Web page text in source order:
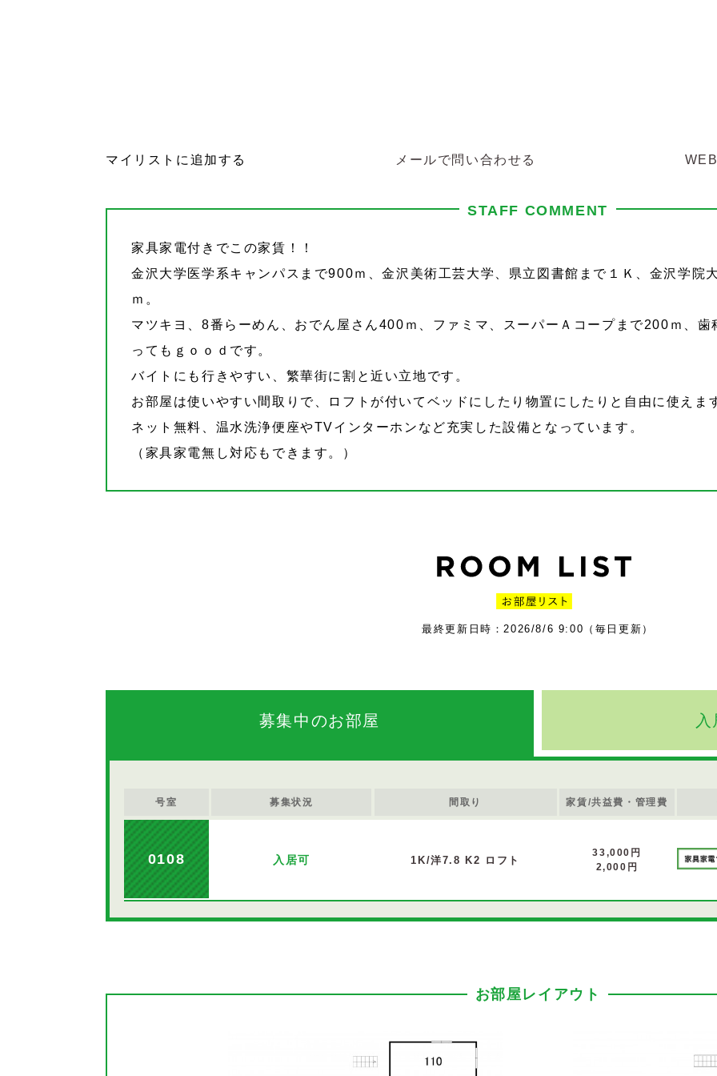
マイリストに追加する メールで問い合わせる
STAFF COMMENT
家具家電付きでこの家賃！！
金沢大学医学系キャンパスまで900ｍ、金沢美術工芸大学、県立図書館まで１Ｋ、金沢学院
ｍ。
マツキヨ、8番らーめん、おでん屋さん400ｍ、ファミマ、スーパーＡコープまで200ｍ、
ってもｇｏｏｄです。
バイトにも行きやすい、繁華街に割と近い立地です。
お部屋は使いやすい間取りで、ロフトが付いてベッドにしたり物置にしたりと自由に使えま
ネット無料、温水洗浄便座やTVインターホンなど充実した設備となっています。
（家具家電無し対応もできます。）
最終更新日時：2026/8/6 9:00（毎日更新）
募集中のお部屋
号室 募集状況 間取り 家賃/共益費・管理費
0108 入居可 1K/洋7.8 K2 ロフト
33,000円
2,000円
お部屋レイアウト